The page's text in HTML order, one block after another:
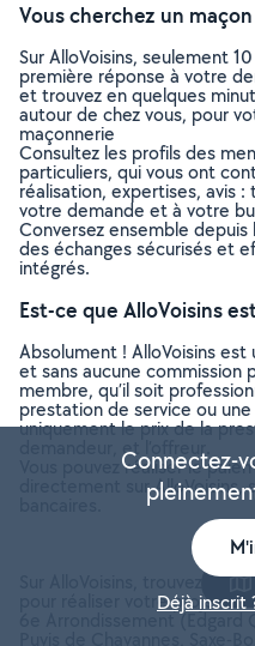
Vous cherchez un
Sur AlloVoisins, seulement
première réponse à votre
et trouvez en quelques
autour de chez vous, pour
maçonnerie
Consultez les profils des
particuliers, qui vous ont
réalisation, expertises, avis
votre demande et à votre
Conversez ensemble depuis
des échanges sécurisés et
intégrés.
Est-ce que AlloVoisins
Absolument ! AlloVoisins
et sans aucune commission
membre, qu’il soit
prestation de service ou
uniquement le prix de la
demandeur, et l’offreur.
Vous pouvez réaliser le
directement sur AlloVoisins,
Sur AlloVoisins, trouvez
pour réaliser votre projet de
6e Arrondissement (Edgard
Connectez-
Déjà inscrit